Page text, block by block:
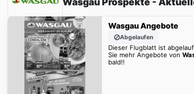
Wasgau Angebote
Abgelaufen
Dieser Flugblatt ist
Sie mehr Angebote von
bald!!